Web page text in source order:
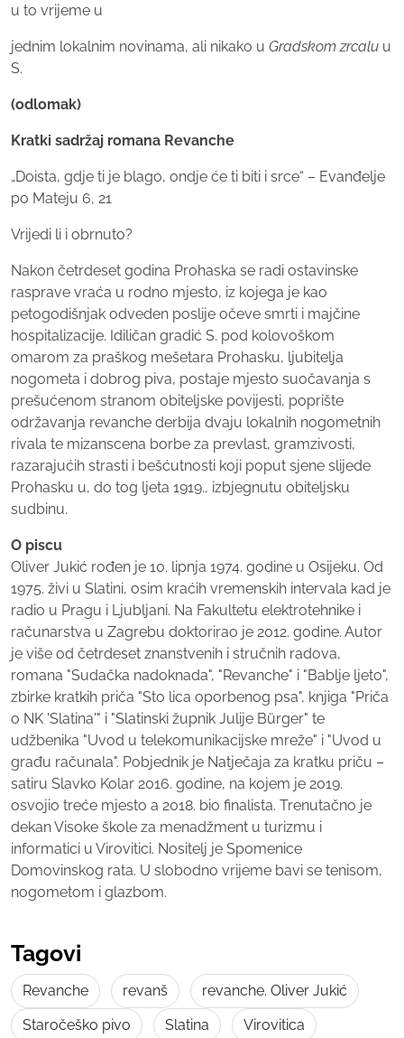
u to vrijeme u
jednim lokalnim novinama, ali nikako u Gradskom zrcalu u
S.
(odlomak)
Kratki sadržaj romana Revanche
„Doista, gdje ti je blago, ondje će ti biti i srce“ – Evanđelje
po Mateju 6, 21
Vrijedi li i obrnuto?
Nakon četrdeset godina Prohaska se radi ostavinske
rasprave vraća u rodno mjesto, iz kojega je kao
petogodišnjak odveden poslije očeve smrti i majčine
hospitalizacije. Idiličan gradić S. pod kolovoškom
omarom za praškog mešetara Prohasku, ljubitelja
nogometa i dobrog piva, postaje mjesto suočavanja s
prešućenom stranom obiteljske povijesti, poprište
održavanja revanche derbija dvaju lokalnih nogometnih
rivala te mizanscena borbe za prevlast, gramzivosti,
razarajućih strasti i bešćutnosti koji poput sjene slijede
Prohasku u, do tog ljeta 1919., izbjegnutu obiteljsku
sudbinu.
O piscu
Oliver Jukić rođen je 10. lipnja 1974. godine u Osijeku. Od
1975. živi u Slatini, osim kraćih vremenskih intervala kad je
radio u Pragu i Ljubljani. Na Fakultetu elektrotehnike i
računarstva u Zagrebu doktorirao je 2012. godine. Autor
je više od četrdeset znanstvenih i stručnih radova,
romana "Sudačka nadoknada", "Revanche" i "Bablje ljeto",
zbirke kratkih priča "Sto lica oporbenog psa", knjiga "Priča
o NK 'Slatina'" i "Slatinski župnik Julije Bürger" te
udžbenika "Uvod u telekomunikacijske mreže" i "Uvod u
građu računala". Pobjednik je Natječaja za kratku priču –
satiru Slavko Kolar 2016. godine, na kojem je 2019.
osvojio treće mjesto a 2018. bio finalista. Trenutačno je
dekan Visoke škole za menadžment u turizmu i
informatici u Virovitici. Nositelj je Spomenice
Domovinskog rata. U slobodno vrijeme bavi se tenisom,
nogometom i glazbom.
Tagovi
Revanche revanš
revanche. Oliver Jukić
Staročeško pivo
Slatina Virovitica